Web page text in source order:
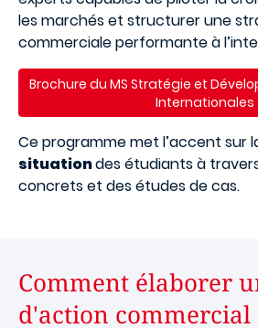
les marchés et structurer une
commerciale performante à
Brochure du MS Stratégie et
Internationales
Ce programme met l’accent sur
situationdes étudiants à
concrets et des études de cas.
Comment élaborer
d'action commercial